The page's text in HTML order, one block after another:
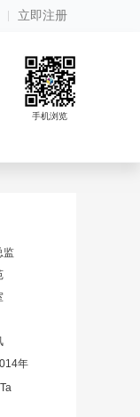
立即注册
手机浏览
监
年
Ta